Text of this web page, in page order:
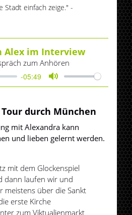
Stadt einfach zeige." -
Alex im Interview
zum Anhören
-05:49
Mute
Tour durch München
mit Alexandra kann
und lieben gelernt werden.
mit dem Glockenspiel
dann laufen wir und
meistens über die Sankt
erste Kirche
zum Viktualienmarkt